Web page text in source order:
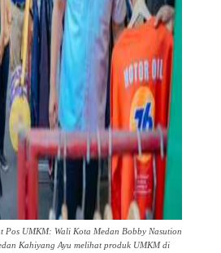
Pos UMKM: Wali Kota Medan Bobby Nasution
Kahiyang Ayu melihat produk UMKM di